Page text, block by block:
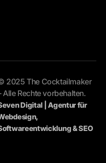
2025 The Cocktailmaker
Alle Rechte vorbehalten.
Digital | Agentur für
& SEO